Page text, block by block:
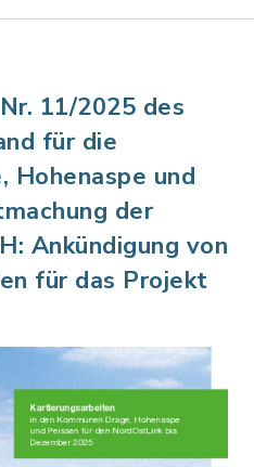
11/2025 des
für die
Hohenaspe und
der
Ankündigung von
für das Projekt